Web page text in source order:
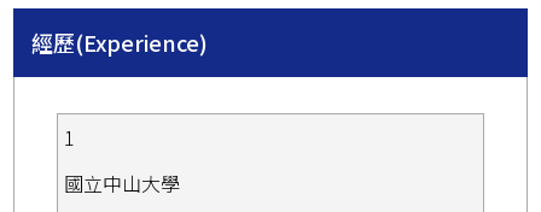
經歷(Experience)
1
國立中山大學